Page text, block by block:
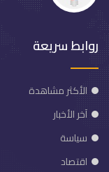
روابط سريعة
الأكثر مشاهدة
آخر الأخبار
سياسة
اقتصاد